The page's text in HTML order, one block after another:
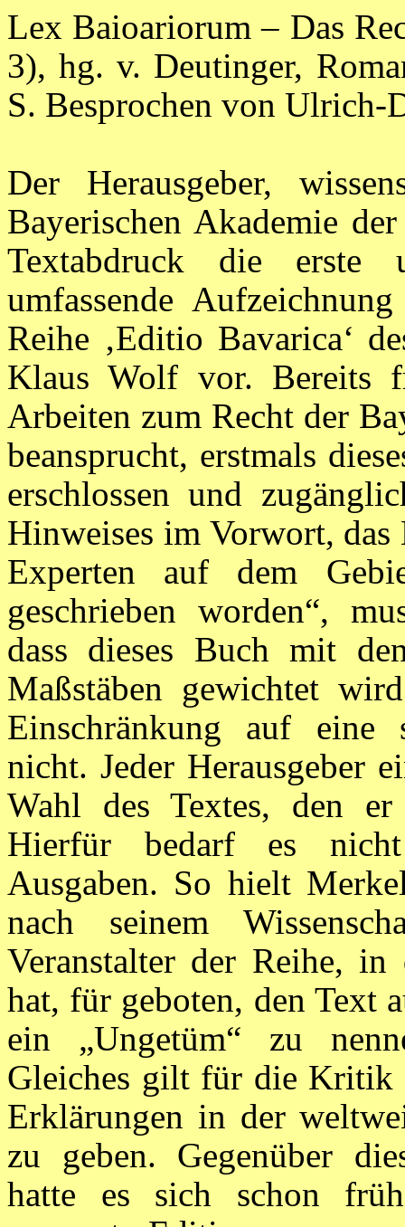
Lex Baioariorum – Das
3), hg. v. Deutinger,
S. Besprochen von Ulrich-
Der Herausgeber,
Bayerischen Akademie
Textabdruck die erste
umfassende
Reihe ‚Editio Bavarica‘
Klaus Wolf vor. Bereits
Arbeiten zum Recht der
beansprucht, erstmals
erschlossen und
Hinweises im Vorwort,
Experten auf dem
geschrieben worden“,
dass dieses Buch mit
Maßstäben gewichtet
Einschränkung auf eine
nicht. Jeder Herausgeber
Wahl des Textes, den
Hierfür bedarf es nicht
Ausgaben. So hielt
nach seinem
Veranstalter der Reihe,
hat, für geboten, den Text
ein „Ungetüm“ zu
Gleiches gilt für die Kritik
Erklärungen in der
zu geben. Gegenüber
hatte es sich schon früh